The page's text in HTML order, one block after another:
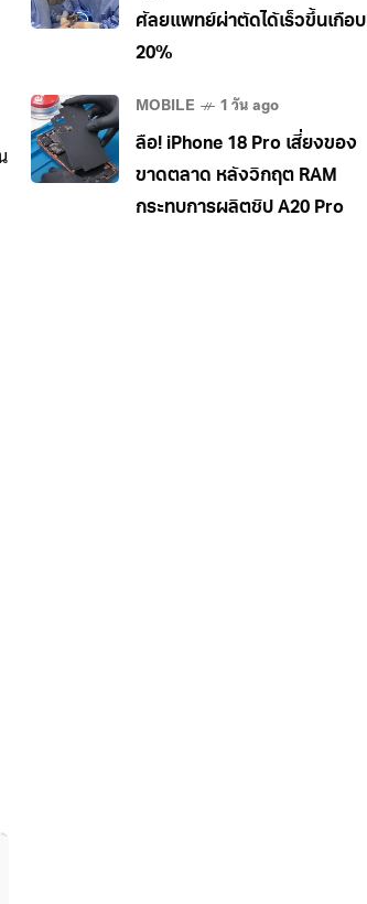
ศัลยแพทย์ผ่าตัดได้เร็วขึ้นเกือบ
20%
MOBILE 1 วัน ago
ลือ! iPhone 18 Pro เสี่ยงของ
ขาดตลาด หลังวิกฤต RAM
กระทบการผลิตชิป A20 Pro